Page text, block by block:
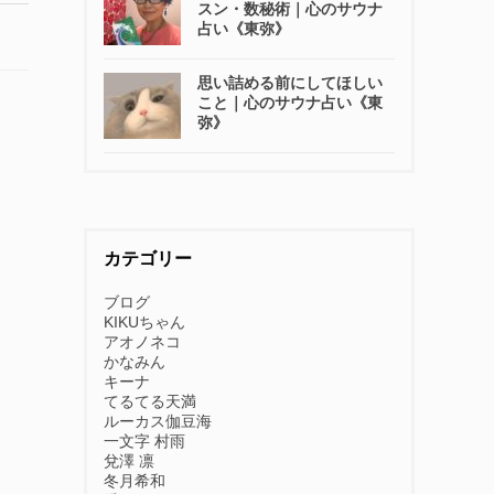
スン・数秘術｜心のサウナ
占い《東弥》
思い詰める前にしてほしい
こと｜心のサウナ占い《東
弥》
カテゴリー
ブログ
KIKUちゃん
アオノネコ
かなみん
キーナ
てるてる天満
ルーカス伽豆海
一文字 村雨
兌澤 凛
冬月希和